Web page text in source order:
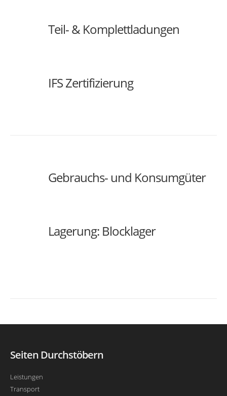
Teil- & Komplettladungen
IFS Zertifizierung
Gebrauchs- und Konsumgüter
Lagerung: Blocklager
Seiten Durchstöbern
Leistungen
Transport